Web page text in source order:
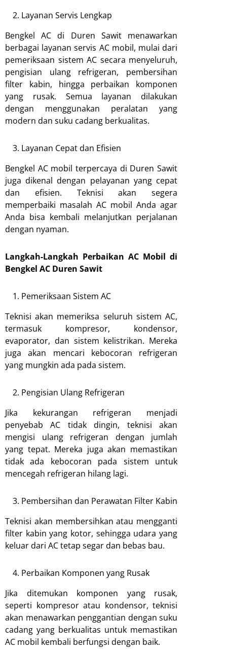
Layanan Servis Lengkap
Bengkel AC di Duren Sawit menawarkan
berbagai layanan servis AC mobil, mulai dari
pemeriksaan sistem AC secara menyeluruh,
pengisian ulang refrigeran, pembersihan
filter kabin, hingga perbaikan komponen
yang rusak. Semua layanan dilakukan
dengan menggunakan peralatan yang
modern dan suku cadang berkualitas.
Layanan Cepat dan Efisien
Bengkel AC mobil terpercaya di Duren Sawit
juga dikenal dengan pelayanan yang cepat
dan efisien. Teknisi akan segera
memperbaiki masalah AC mobil Anda agar
Anda bisa kembali melanjutkan perjalanan
dengan nyaman.
Langkah-Langkah Perbaikan AC Mobil di
Bengkel AC Duren Sawit
Pemeriksaan Sistem AC
Teknisi akan memeriksa seluruh sistem AC,
termasuk kompresor, kondensor,
evaporator, dan sistem kelistrikan. Mereka
juga akan mencari kebocoran refrigeran
yang mungkin ada pada sistem.
Pengisian Ulang Refrigeran
Jika kekurangan refrigeran menjadi
penyebab AC tidak dingin, teknisi akan
mengisi ulang refrigeran dengan jumlah
yang tepat. Mereka juga akan memastikan
tidak ada kebocoran pada sistem untuk
mencegah refrigeran hilang lagi.
Pembersihan dan Perawatan Filter Kabin
Teknisi akan membersihkan atau mengganti
filter kabin yang kotor, sehingga udara yang
keluar dari AC tetap segar dan bebas bau.
Perbaikan Komponen yang Rusak
Jika ditemukan komponen yang rusak,
seperti kompresor atau kondensor, teknisi
akan menawarkan penggantian dengan suku
cadang yang berkualitas untuk memastikan
AC mobil kembali berfungsi dengan baik.